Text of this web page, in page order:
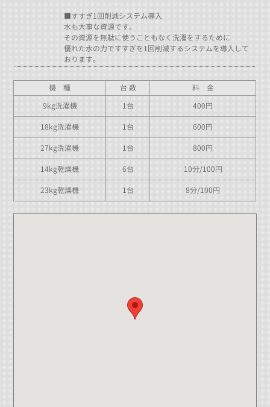
■すすぎ1回削減システム導入
水も大事な資源です。
その資源を無駄に使うこともなく洗濯をするために
優れた水の力ですすぎを1回削減するシステムを導入して
おります。
機 種 台 数
料 金
9kg洗濯機
1台 400円
18kg洗濯機 1台 600円
27kg洗濯機 1台 800円
14kg乾燥機 6台 10分/100円
23kg乾燥機 1台 8分/100円